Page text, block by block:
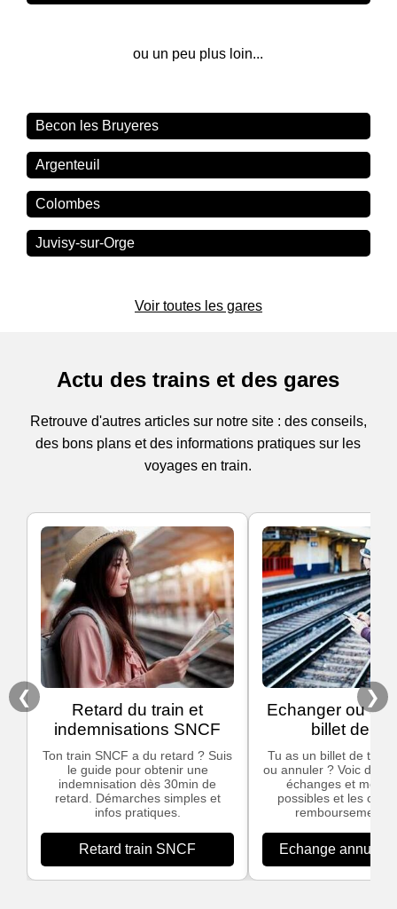
ou un peu plus loin...
Becon les Bruyeres
Argenteuil
Colombes
Juvisy-sur-Orge
Voir toutes les gares
Actu des trains et des gares
Retrouve d'autres articles sur notre site : des conseils,
des bons plans et des informations pratiques sur les
voyages en train.
❮
Retard du train et
indemnisations SNCF
Ton train SNCF a du retard ? Suis
le guide pour obtenir une
indemnisation dès 30min de
retard. Démarches simples et
infos pratiques.
Retard train SNCF
Echanger ou
billet de
Tu as un billet de train
ou annuler ? Voic des
échanges et
possibles et les
remboursement
Echange
❯